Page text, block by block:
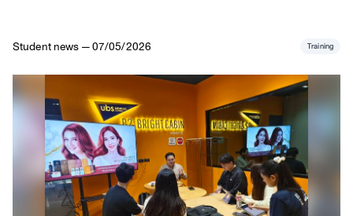
Student news — 07/05/2026 Training